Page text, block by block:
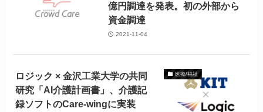
億円調達を発表。初の外部から
資金調達
2021-11-04
医療/福祉
ロジック × 金沢工業大学の共同
研究「AI介護計画書」、介護記
録ソフトのCare-wingに実装